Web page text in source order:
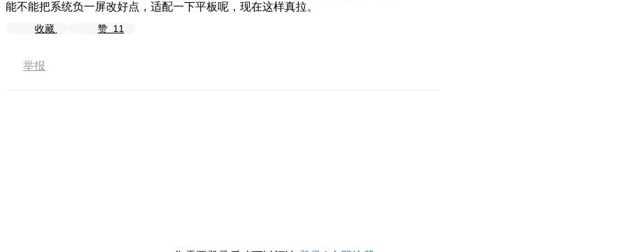
能不能把系统负一屏改好点，适配一下平板呢，现在这样真拉。
收藏 赞 11
举报